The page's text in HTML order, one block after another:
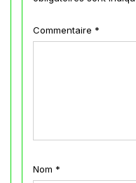
Commentaire *
Nom *